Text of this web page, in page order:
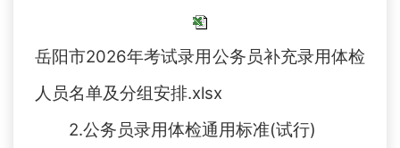
岳阳市2026年考试录用公务员补充录用体检
人员名单及分组安排.xlsx
2.公务员录用体检通用标准(试行)